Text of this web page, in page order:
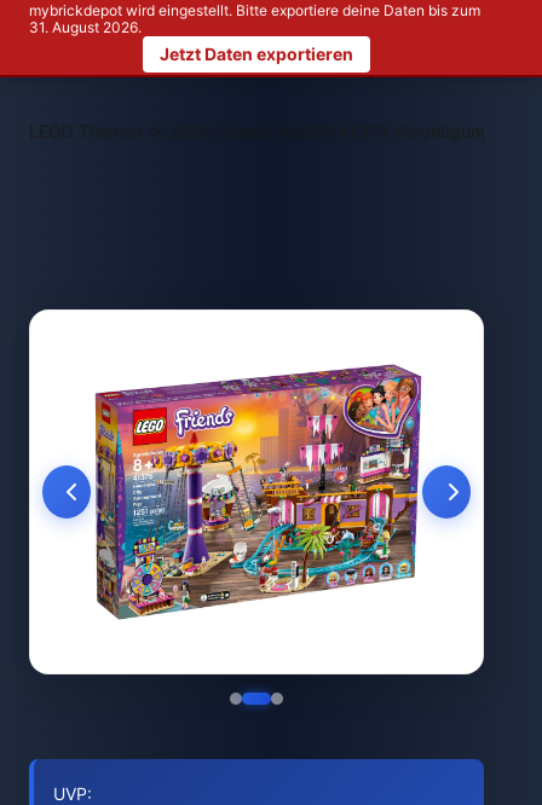
mybrickdepot wird eingestellt. Bitte exportiere deine Daten bis zum
31. August 2026.
Jetzt Daten exportieren
LEGO Themen > LEGO 41375
UVP: